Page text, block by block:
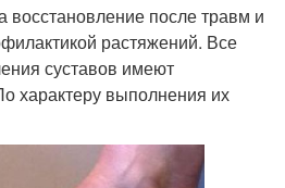
восстановление после травм и
растяжений. Все
суставов имеют
характеру выполнения их